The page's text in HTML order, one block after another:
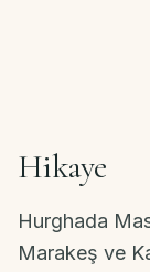
İletişim
TR
Hikaye
Hurghada
Marakeş ve